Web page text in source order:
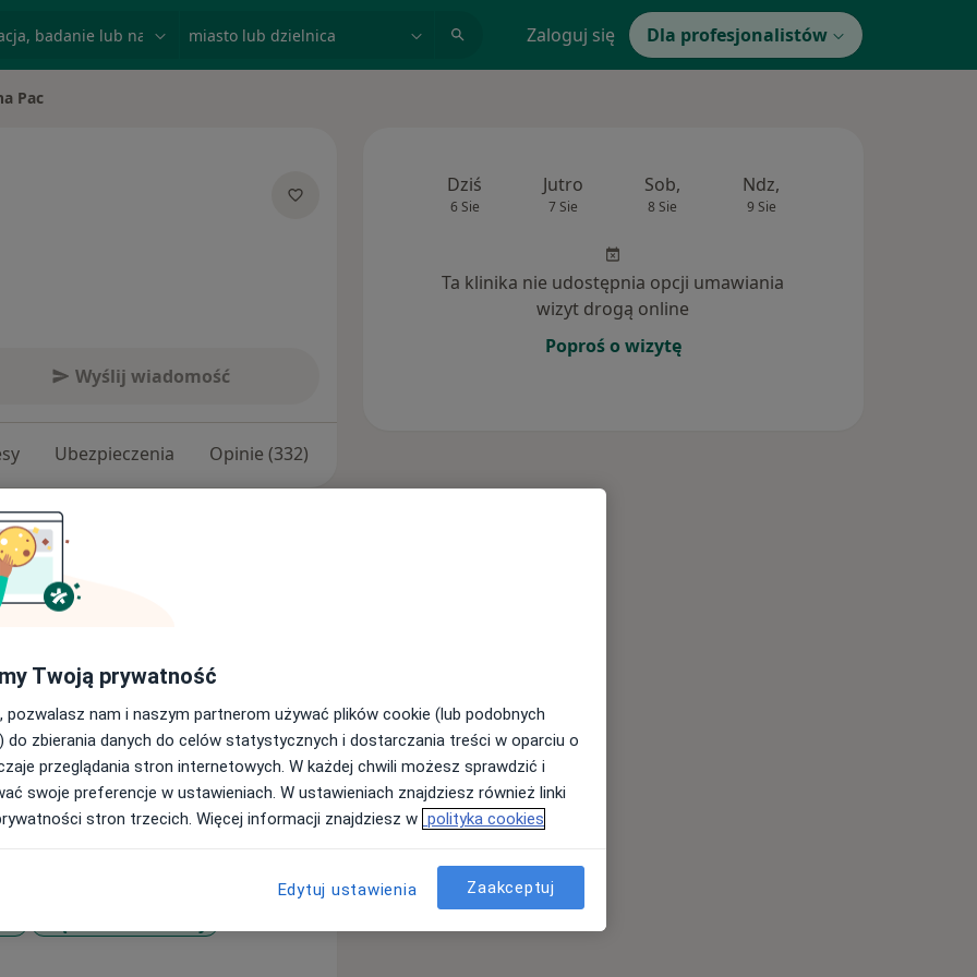
Zaloguj się Dla profesjonalistów
Pac
Wyślij wiadomość
Ubezpieczenia Opinie (332)
wieloletnim doświadczeniem.
w roku 1998
z dermatologii i
stażu oraz pracy w Oddziale
w Krakowie.
i prywatnych gabinetach
uczestnicząc w wielu szkoleniach,
Dziś
6 Sie
Jutro
7 Sie
Sob,
8 Sie
Ndz,
9 Sie
Ta klinika nie udostępnia opcji umawiania
wizyt drogą online
Poproś o wizytę
Twoją prywatność
pozwalasz nam i naszym partnerom używać plików cookie (lub podobnych
do zbierania danych do celów statystycznych i dostarczania treści w oparciu o
przeglądania stron internetowych. W każdej chwili możesz sprawdzić i
swoje preferencje w ustawieniach. W ustawieniach znajdziesz również linki
stron trzecich. Więcej informacji znajdziesz w polityka cookies
Edytuj ustawienia Zaakceptuj